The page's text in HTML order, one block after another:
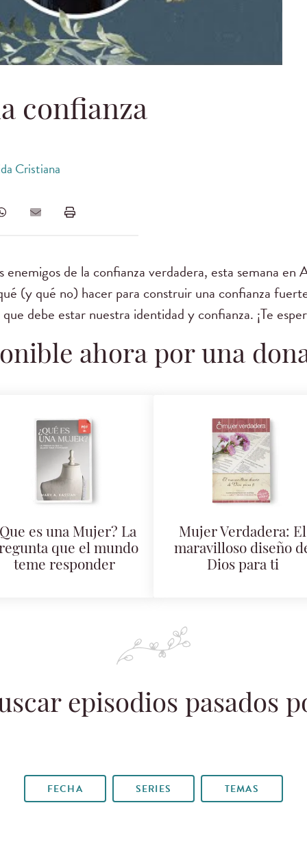
confianza
Cristiana
enemigos de la confianza verdadera, esta semana en
(y qué no) hacer para construir una confianza
debe estar nuestra identidad y confianza. ¡Te
ahora por una
es una Mujer? La
que el mundo
teme responder
Mujer Verdadera: El
maravilloso diseño
Dios para ti
episodios pasados
FECHA SERIES TEMAS